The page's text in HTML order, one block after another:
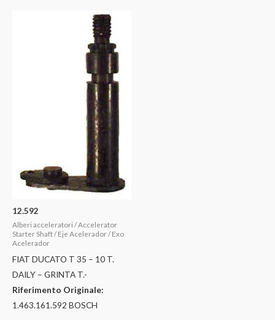
12.592
Alberi acceleratori / Accelerator
Starter Shaft / Eje Acelerador / Exo
Acelerador
FIAT DUCATO T 35 – 10 T.
DAILY – GRINTA T.-
Riferimento Originale:
1.463.161.592 BOSCH